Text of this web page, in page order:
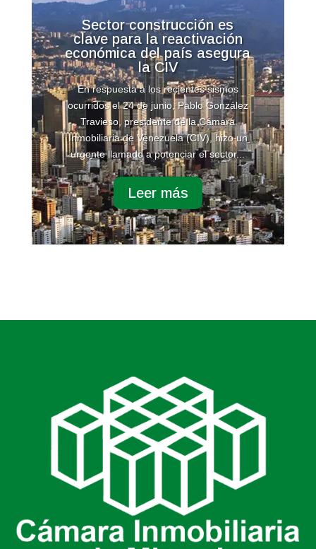
Sector construcción es
clave para la reactivación
económica del país asegura
la CIV
En respuesta a los recientes sismos
ocurridos el 24 de junio, Pablo González
Travieso, presidente de la Cámara
Inmobiliaria de Venezuela (CIV), hizo un
urgente llamado a potenciar el sector...
Leer más